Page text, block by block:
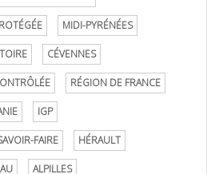
MIDI-PYRÉNÉES
CÉVENNES
RÉGION DE FRANCE
IGP
FAIRE HÉRAULT
ALPILLES